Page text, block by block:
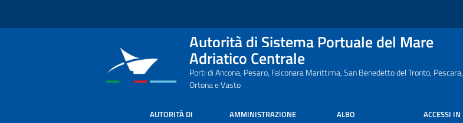
Autorità di Sistema Portuale del Mare
Adriatico Centrale
Porti di Ancona, Pesaro, Falconara Marittima, San Benedetto del Tronto, Pescara,
Ortona e Vasto
AUTORITÀ DI
AMMINISTRAZIONE
ALBO
ACCESSI IN